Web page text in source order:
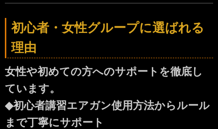
初心者・女性グループに選ばれる
理由
女性や初めての方へのサポートを徹底し
ています。
◆初心者講習エアガン使用方法からルール
まで丁寧にサポート